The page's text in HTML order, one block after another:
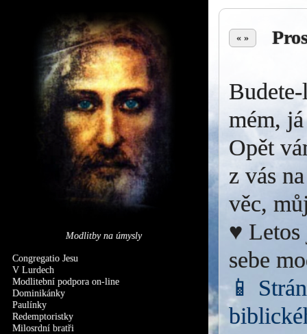
Modlitby na úmysly
Congregatio Jesu
V Lurdech
Modlitební podpora on-line
Dominikánky
Paulínky
Redemptoristky
Milosrdní bratři
« »
mém,
Opět
z vás
věc,
♥ Letos
sebe
📱